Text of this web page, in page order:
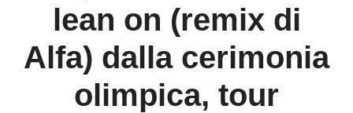
lean on (remix di
Alfa) dalla cerimonia
olimpica, tour